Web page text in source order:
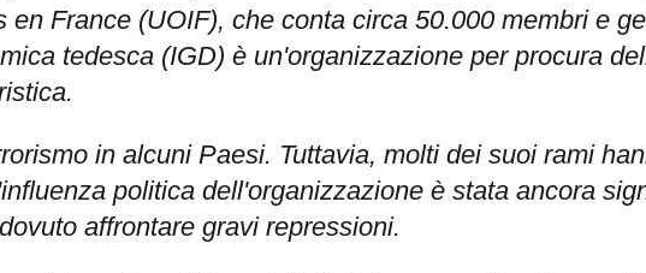
France (UOIF), che conta circa 50.000 membri e
tedesca (IGD) è un'organizzazione per procura
in alcuni Paesi. Tuttavia, molti dei suoi rami
politica dell'organizzazione è stata ancora
affrontare gravi repressioni.